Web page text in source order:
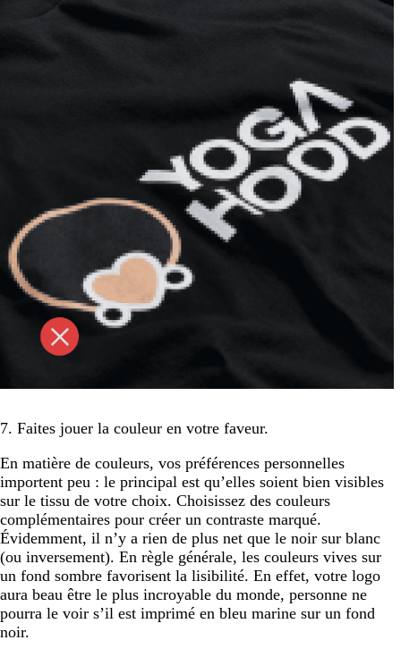
7. Faites jouer la couleur en votre faveur.
En matière de couleurs, vos préférences personnelles
importent peu : le principal est qu’elles soient bien visibles
sur le tissu de votre choix. Choisissez des couleurs
complémentaires pour créer un contraste marqué.
Évidemment, il n’y a rien de plus net que le noir sur blanc
(ou inversement). En règle générale, les couleurs vives sur
un fond sombre favorisent la lisibilité. En effet, votre logo
aura beau être le plus incroyable du monde, personne ne
pourra le voir s’il est imprimé en bleu marine sur un fond
noir.